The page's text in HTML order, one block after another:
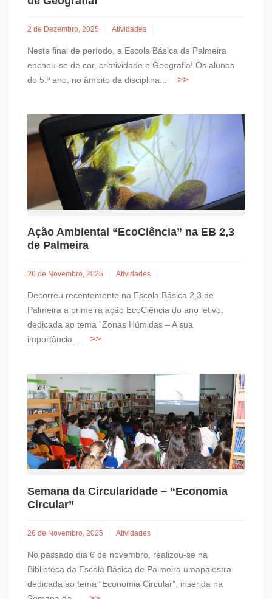
2 de Dezembro, 2025 Atividades
Neste final de período, a Escola Básica de Palmeira
encheu-se de cor, criatividade e Geografia! Os alunos
do 5.º ano, no âmbito da disciplina...
Ação Ambiental “EcoCiência” na EB 2,3
de Palmeira
26 de Novembro, 2025 Atividades
Decorreu recentemente na Escola Básica 2,3 de
Palmeira a primeira ação EcoCiência do ano letivo,
dedicada ao tema “Zonas Húmidas – A sua
importância...
Semana da Circularidade – “Economia
Circular”
26 de Novembro, 2025 Atividades
No passado dia 6 de novembro, realizou-se na
Biblioteca da Escola Básica de Palmeira umapalestra
dedicada ao tema “Economia Circular”, inserida na